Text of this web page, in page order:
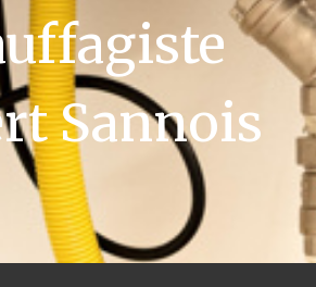
Sannois